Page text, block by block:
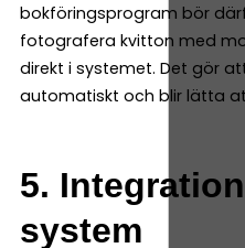
bokföringsprogram bör
fotografera kvitton med
direkt i systemet. Det gör
automatiskt och blir lätta
5.
system